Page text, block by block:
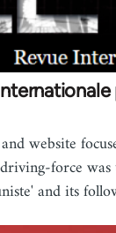
website
force
and its